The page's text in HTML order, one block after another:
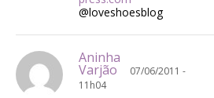
@loveshoesblog
Aninha
Varjão
07/06/2011 -
11h04